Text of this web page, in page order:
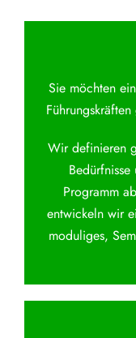
Sie möchten
Wir definieren
Programm
entwickeln wir
moduliges,